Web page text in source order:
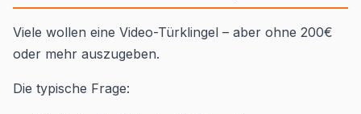
Viele wollen eine Video-Türklingel – aber ohne 200€
oder mehr auszugeben.
Die typische Frage: